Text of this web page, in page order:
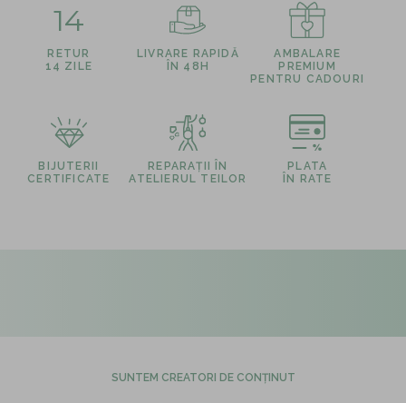
14
RETUR
14 ZILE
LIVRARE RAPIDĂ
ÎN 48H
AMBALARE
PREMIUM
PENTRU CADOURI
BIJUTERII
CERTIFICATE
REPARAȚII ÎN
ATELIERUL TEILOR
PLATA
ÎN RATE
SUNTEM CREATORI DE CONȚINUT